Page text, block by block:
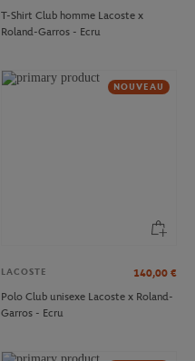
T-Shirt Club homme Lacoste x
Roland-Garros - Ecru
NOUVEAU
LACOSTE 140,00 €
Polo Club unisexe Lacoste x Roland-
Garros - Ecru